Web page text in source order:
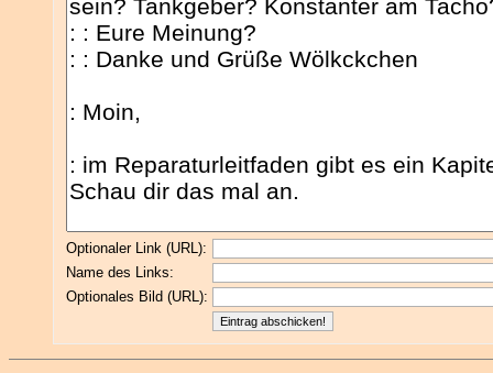
Optionaler Link (URL):
Name des Links:
Optionales Bild (URL):